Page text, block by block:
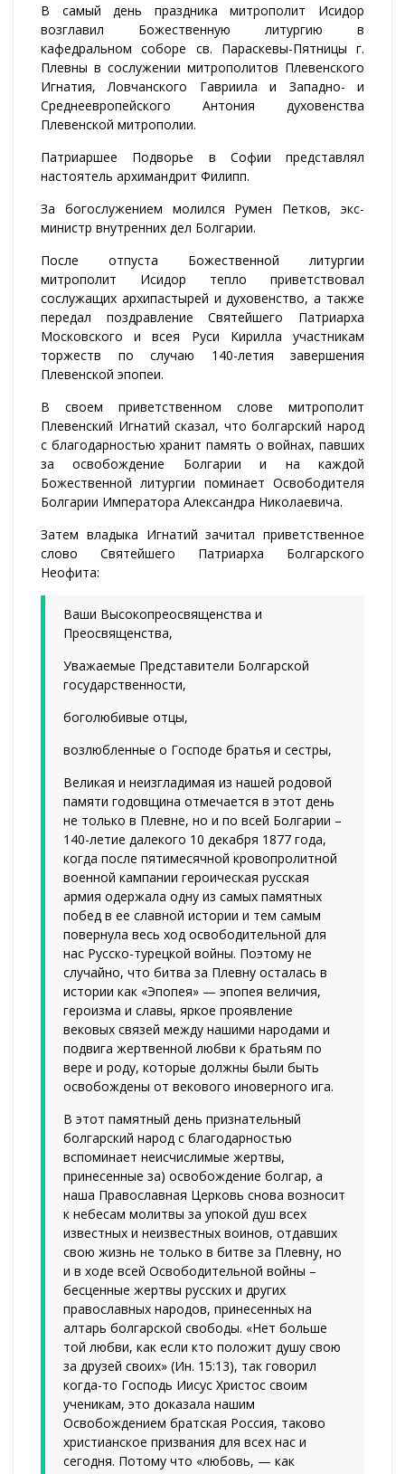
В самый день праздника митрополит Исидор
возглавил Божественную литургию в
кафедральном соборе св. Параскевы-Пятницы г.
Плевны в сослужении митрополитов Плевенского
Игнатия, Ловчанского Гавриила и Западно- и
Среднеевропейского Антония духовенства
Плевенской митрополии.
Патриаршее Подворье в Софии представлял
настоятель архимандрит Филипп.
За богослужением молился Румен Петков, экс-
министр внутренних дел Болгарии.
После отпуста Божественной литургии
митрополит Исидор тепло приветствовал
сослужащих архипастырей и духовенство, а также
передал поздравление Святейшего Патриарха
Московского и всея Руси Кирилла участникам
торжеств по случаю 140-летия завершения
Плевенской эпопеи.
В своем приветственном слове митрополит
Плевенский Игнатий сказал, что болгарский народ
с благодарностью хранит память о войнах, павших
за освобождение Болгарии и на каждой
Божественной литургии поминает Освободителя
Болгарии Императора Александра Николаевича.
Затем владыка Игнатий зачитал приветственное
слово Святейшего Патриарха Болгарского
Неофита:
Ваши Высокопреосвященства и
Преосвященства,
Уважаемые Представители Болгарской
государственности,
боголюбивые отцы,
возлюбленные о Господе братья и сестры,
Великая и неизгладимая из нашей родовой
памяти годовщина отмечается в этот день
не только в Плевне, но и по всей Болгарии –
140-летие далекого 10 декабря 1877 года,
когда после пятимесячной кровопролитной
военной кампании героическая русская
армия одержала одну из самых памятных
побед в ее славной истории и тем самым
повернула весь ход освободительной для
нас Русско-турецкой войны. Поэтому не
случайно, что битва за Плевну осталась в
истории как «Эпопея» — эпопея величия,
героизма и славы, яркое проявление
вековых связей между нашими народами и
подвига жертвенной любви к братьям по
вере и роду, которые должны были быть
освобождены от векового иноверного ига.
В этот памятный день признательный
болгарский народ с благодарностью
вспоминает неисчислимые жертвы,
принесенные за) освобождение болгар, а
наша Православная Церковь снова возносит
к небесам молитвы за упокой душ всех
известных и неизвестных воинов, отдавших
свою жизнь не только в битве за Плевну, но
и в ходе всей Освободительной войны –
бесценные жертвы русских и других
православных народов, принесенных на
алтарь болгарской свободы. «Нет больше
той любви, как если кто положит душу свою
за друзей своих» (Ин. 15:13), так говорил
когда-то Господь Иисус Христос своим
ученикам, это доказала нашим
Освобождением братская Россия, таково
христианское призвания для всех нас и
сегодня. Потому что «любовь, — как